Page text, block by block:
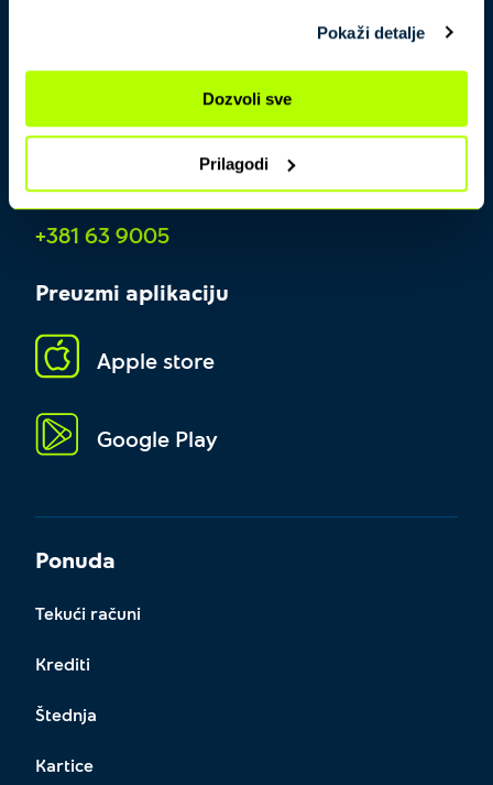
Pokaži detalje
Dozvoli sve
Prilagodi
+381 63 9005
Preuzmi aplikaciju
Apple store
Google Play
Ponuda
Tekući računi
Krediti
Štednja
Kartice